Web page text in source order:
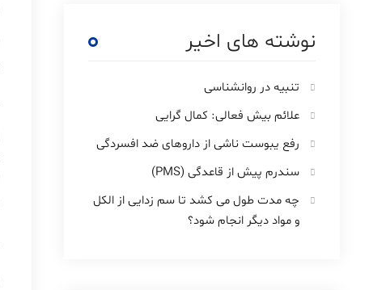
نوشته های اخیر
تنبیه در روانشناسی
علائم بیش فعالی: کمال گرایی
رفع یبوست ناشی از داروهای ضد افسردگی
سندرم پیش از قاعدگی (PMS)
چه مدت طول می کشد تا سم زدایی از الکل
و مواد دیگر انجام شود؟